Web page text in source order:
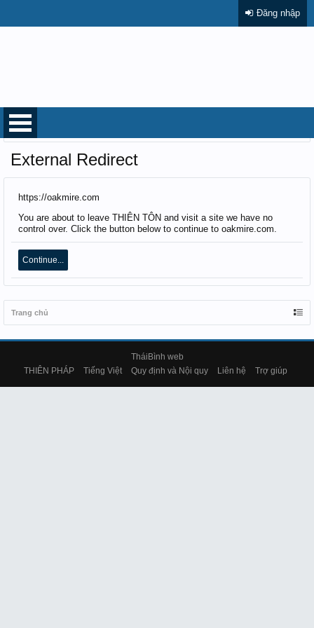
Đăng nhập
Trang chủ
External Redirect
https://oakmire.com
You are about to leave THIÊN TÔN and visit a site we have no
control over. Click the button below to continue to oakmire.com.
Continue...
Trang chủ
TháiBình web
THIÊN PHÁP
Tiếng Việt Quy định và Nội quy Liên hệ Trợ giúp